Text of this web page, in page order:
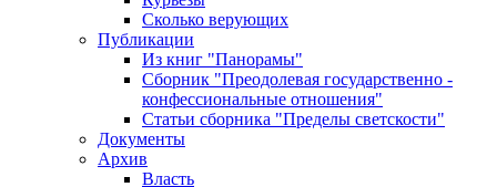
Сколько верующих
Публикации
Из книг "Панорамы"
Сборник "Преодолевая государственно -
конфессиональные отношения"
Статьи сборника "Пределы светскости"
Документы
Архив
Власть